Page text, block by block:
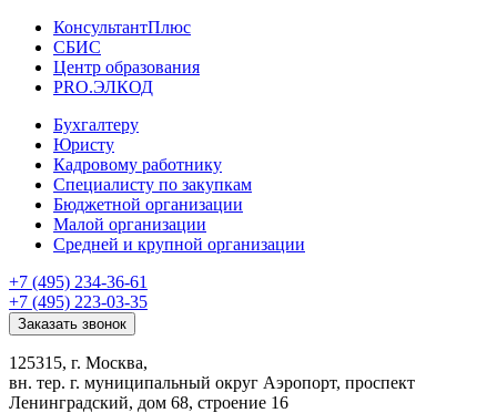
КонсультантПлюс
СБИС
Центр образования
PRO.ЭЛКОД
Бухгалтеру
Юристу
Кадровому работнику
Специалисту по закупкам
Бюджетной организации
Малой организации
Средней и крупной организации
+7 (495) 234-36-61
+7 (495) 223-03-35
Заказать звонок
125315, г. Москва,
вн. тер. г. муниципальный округ Аэропорт, проспект
Ленинградский, дом 68, строение 16